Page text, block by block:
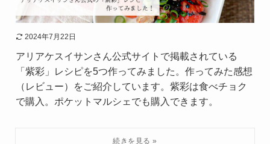
2024年7月22日
アリアケスイサンさん公式サイトで掲載されている
「紫彩」レシピを5つ作ってみました。作ってみた感想
（レビュー）をご紹介しています。紫彩は食べチョク
で購入。ポケットマルシェでも購入できます。